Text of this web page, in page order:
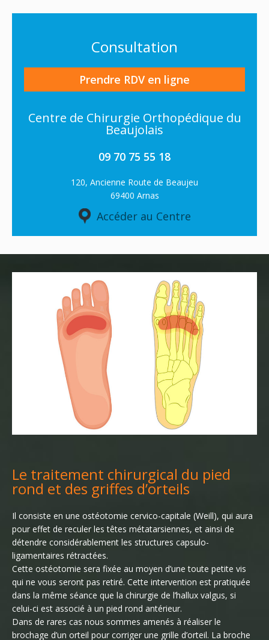
Consultation
Prendre RDV en ligne
Centre de Chirurgie Orthopédique du
Beaujolais
09 70 75 55 18
120, Ancienne Route de Beaujeu
69400 Arnas
Accéder au Centre
Le traitement chirurgical du pied
rond et des griffes d’orteils
Il consiste en une ostéotomie cervico-capitale (Weill), qui aura
pour effet de reculer les têtes métatarsiennes, et ainsi de
détendre considérablement les structures capsulo-
ligamentaires rétractées.
Cette ostéotomie sera fixée au moyen d’une toute petite vis
qui ne vous seront pas retiré. Cette intervention est pratiquée
dans la même séance que la chirurgie de l’hallux valgus, si
celui-ci est associé à un pied rond antérieur.
Dans de rares cas nous sommes amenés à réaliser le
brochage d’un orteil pour corriger une grille d’orteil. La broche